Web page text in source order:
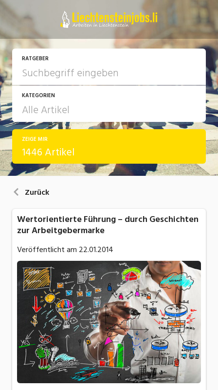
RATGEBER
KATEGORIEN
Arbeit
Ausbildung / Weiterbildung
ZEIGE MIR
1446 Artikel
Zurück
Wertorientierte Führung – durch Geschichten
zur Arbeitgebermarke
Veröffentlicht am 22.01.2014